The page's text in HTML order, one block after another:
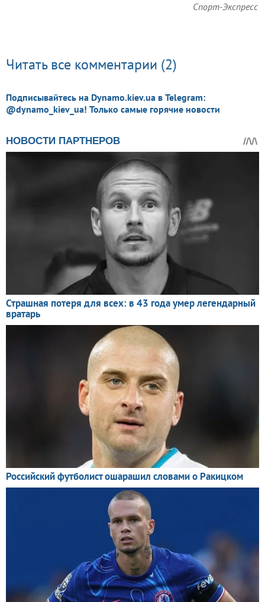
Спорт-Экспресс
Читать все комментарии (2)
Подписывайтесь на Dynamo.kiev.ua в Telegram:
@dynamo_kiev_ua! Только самые горячие новости